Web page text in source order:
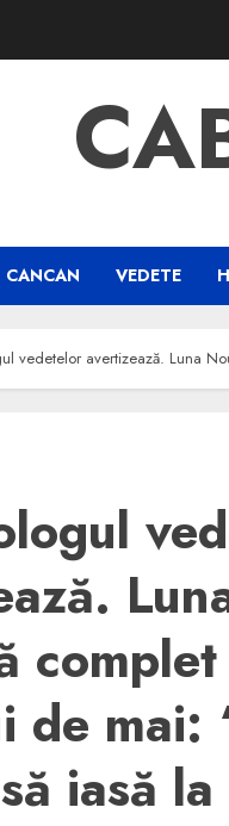
CANCAN VEDETE
vedetelor avertizează. Luna
de mai:
iasă